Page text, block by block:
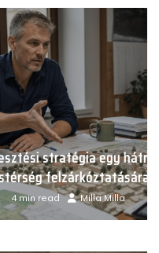
hátrányos
Milla